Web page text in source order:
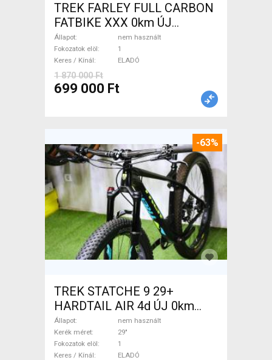
TREK FARLEY FULL CARBON
FATBIKE XXX 0km ÚJ
WAMPA CF Fatbike nem
használt ELADÓ
Állapot
nem használt
Fokozatok elöl
1
Keres / Kínál
ELADÓ
1 870 000 Ft
699 000 Ft
-63%
TREK STATCHE 9 29+
HARDTAIL AIR 4d ÚJ 0km
M/L Mountain Bike 29" elöl
teleszkópos nem használt
ELADÓ
Állapot
nem használt
Kerék méret
29"
Fokozatok elöl
1
Keres / Kínál
ELADÓ